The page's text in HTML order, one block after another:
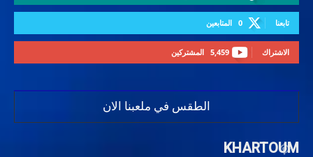
0 المتابعين تابعنا
5,459 المشتركين الاشتراك
الطقس في ملعبنا الان
KHARTOUM